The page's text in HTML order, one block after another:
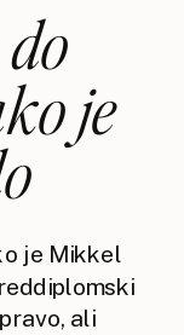
je
je Mikkel
ali